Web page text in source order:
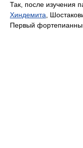
Так, после изучения
Хиндемита,
Первый